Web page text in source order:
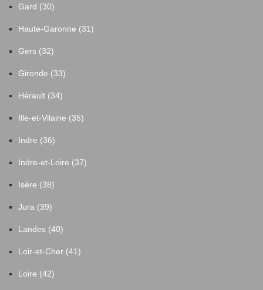
Gard (30)
Haute-Garonne (31)
Gers (32)
Gironde (33)
Hérault (34)
Ille-et-Vilaine (35)
Indre (36)
Indre-et-Loire (37)
Isère (38)
Jura (39)
Landes (40)
Loir-et-Cher (41)
Loire (42)